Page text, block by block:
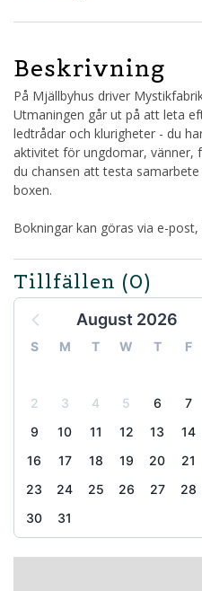
Beskrivning
På Mjällbyhus driver
Utmaningen går ut på att leta
ledtrådar och klurigheter - du
aktivitet för ungdomar, vänner,
du chansen att testa
boxen.
Bokningar kan göras via e-post,
Tillfällen (0)
August 2026
S M T W T F
2
3 4 5 6 7
9
10 11 12 13 14
16
17 18 19 20 21
23
24 25 26 27 28
30
31